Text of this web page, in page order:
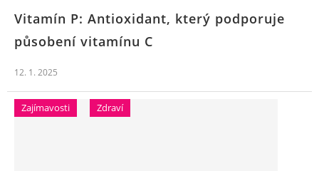
Vitamín P: Antioxidant, který podporuje
působení vitamínu C
12. 1. 2025
Zajímavosti Zdraví